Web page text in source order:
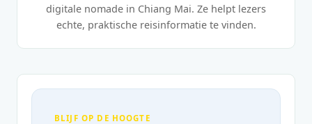
digitale nomade in Chiang Mai. Ze helpt lezers
echte, praktische reisinformatie te vinden.
BLIJF OP DE HOOGTE